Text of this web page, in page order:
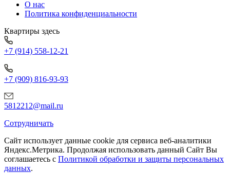
О нас
Политика конфиденциальности
Квартиры здесь
+7 (914) 558-12-21
+7 (909) 816-93-93
5812212@mail.ru
Сотрудничать
Сайт использует данные cookie для сервиса веб-аналитики
Яндекс.Метрика. Продолжая использовать данный Сайт Вы
соглашаетесь с Политикой обработки и защиты персональных
данных.